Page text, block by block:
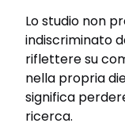
Lo studio non
indiscriminato
riflettere su
nella propria
significa
ricerca.